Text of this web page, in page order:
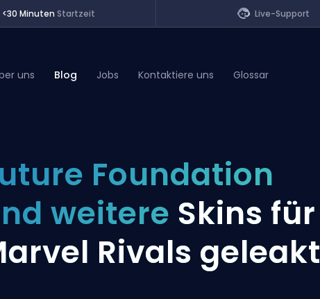
<30 Minuten Startzeit Live-Support
uns Blog Jobs Kontaktiere uns Glossar
Foundation
weitere Skins für
Rivals geleakt